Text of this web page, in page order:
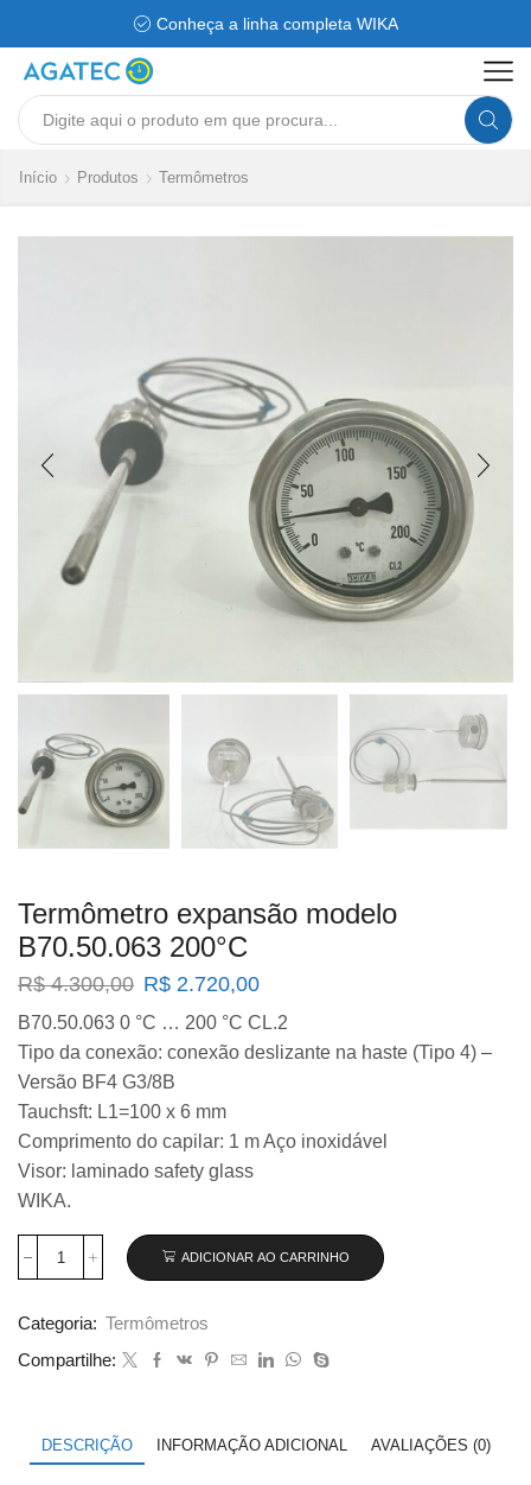
Conheça a linha completa WIKA
Search
Início Produtos Termômetros
Termômetro expansão modelo
B70.50.063 200°C
R$4.300,00 O
original
era:
R$ 4.300,00.
R$ 2.720,00O
atual
é:
B70.50.063 0 °C … 200 °C CL.2
Tipo da conexão: conexão deslizante na haste (Tipo 4) –
Versão BF4 G3/8B
Tauchsft: L1=100 x 6 mm
Comprimento do capilar: 1 m Aço inoxidável
Visor: laminado safety glass
WIKA.
Termômetro
B70.50.063
200°C
quantidade
ADICIONAR AO CARRINHO
Categoria: Termômetros
Compartilhe:
DESCRIÇÃO INFORMAÇÃO ADICIONAL AVALIAÇÕES (0)